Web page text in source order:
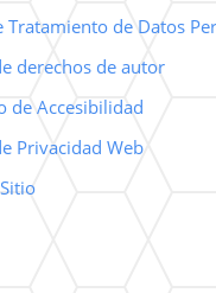
Tratamiento de Datos
derechos de autor
de Accesibilidad
Privacidad Web